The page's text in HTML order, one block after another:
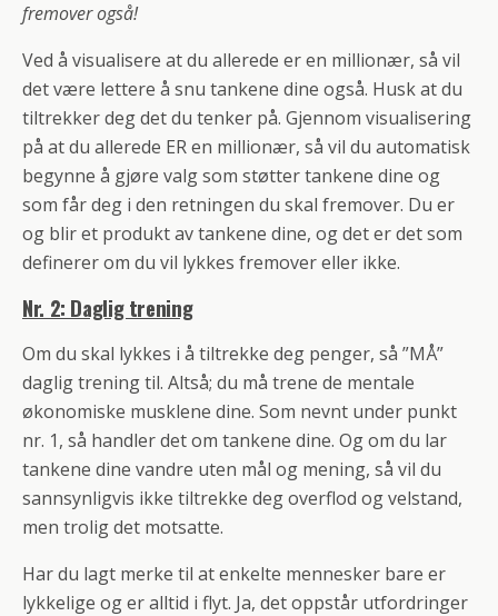
fremover også!
Ved å visualisere at du allerede er en millionær, så vil
det være lettere å snu tankene dine også. Husk at du
tiltrekker deg det du tenker på. Gjennom visualisering
på at du allerede ER en millionær, så vil du automatisk
begynne å gjøre valg som støtter tankene dine og
som får deg i den retningen du skal fremover. Du er
og blir et produkt av tankene dine, og det er det som
definerer om du vil lykkes fremover eller ikke.
Nr. 2: Daglig trening
Om du skal lykkes i å tiltrekke deg penger, så ”MÅ”
daglig trening til. Altså; du må trene de mentale
økonomiske musklene dine. Som nevnt under punkt
nr. 1, så handler det om tankene dine. Og om du lar
tankene dine vandre uten mål og mening, så vil du
sannsynligvis ikke tiltrekke deg overflod og velstand,
men trolig det motsatte.
Har du lagt merke til at enkelte mennesker bare er
lykkelige og er alltid i flyt. Ja, det oppstår utfordringer